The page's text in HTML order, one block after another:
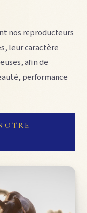
nos reproducteurs
leur caractère
afin de
performance